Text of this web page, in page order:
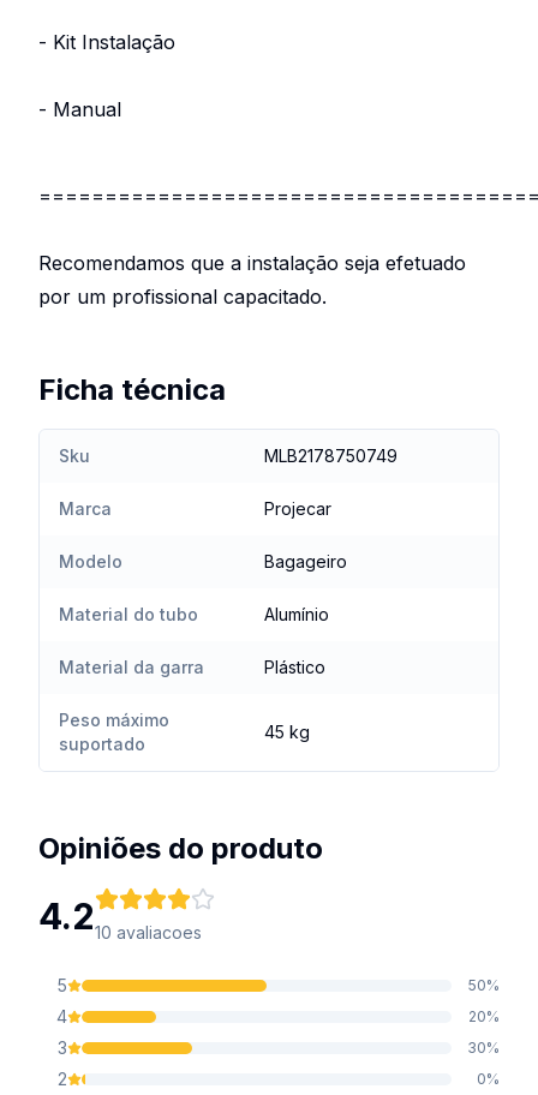
- Kit Instalação
- Manual
Recomendamos que a instalação seja efetuado
por um profissional capacitado.
Ficha técnica
Sku MLB2178750749
Marca Projecar
Modelo Bagageiro
Material do tubo Alumínio
Material da garra Plástico
Peso máximo
suportado
45 kg
Opiniões do produto
4.210 avaliacoes
5 50%
4 20%
3 30%
2 0%